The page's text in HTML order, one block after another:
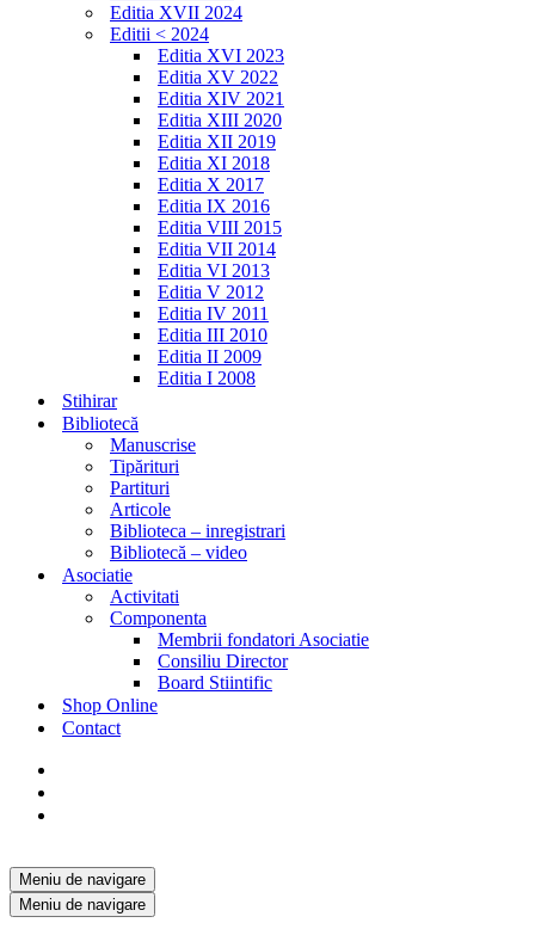
Editia XVII 2024
Editii < 2024
Editia XVI 2023
Editia XV 2022
Editia XIV 2021
Editia XIII 2020
Editia XII 2019
Editia XI 2018
Editia X 2017
Editia IX 2016
Editia VIII 2015
Editia VII 2014
Editia VI 2013
Editia V 2012
Editia IV 2011
Editia III 2010
Editia II 2009
Editia I 2008
Stihirar
Bibliotecă
Manuscrise
Tipărituri
Partituri
Articole
Biblioteca – inregistrari
Bibliotecă – video
Asociatie
Activitati
Componenta
Membrii fondatori Asociatie
Consiliu Director
Board Stiintific
Shop Online
Contact
Meniu de navigare
Meniu de navigare